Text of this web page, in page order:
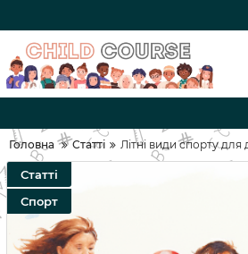
Головна Статті Літні види спорту для
Статті
Спорт